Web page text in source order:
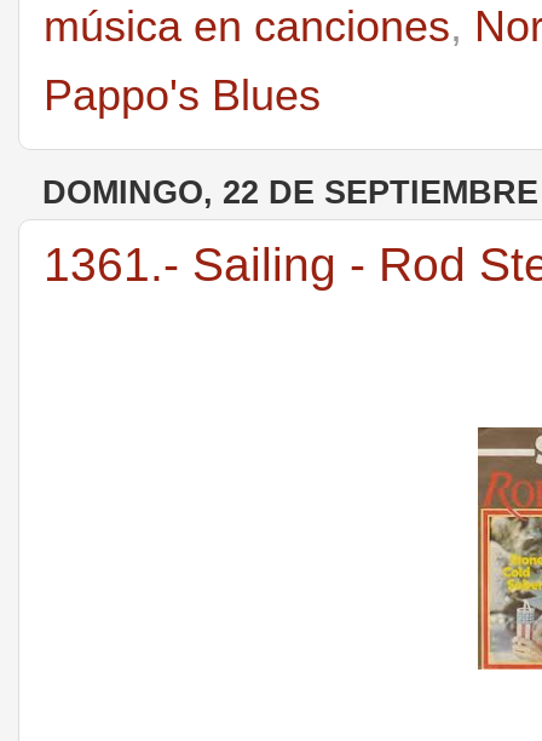
música en canciones,
Pappo's Blues
DOMINGO, 22 DE
1361.- Sailing - Rod